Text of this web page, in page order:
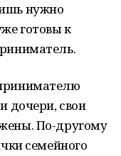
нужно
готовы к
дочери, свои
По-другому
семейного